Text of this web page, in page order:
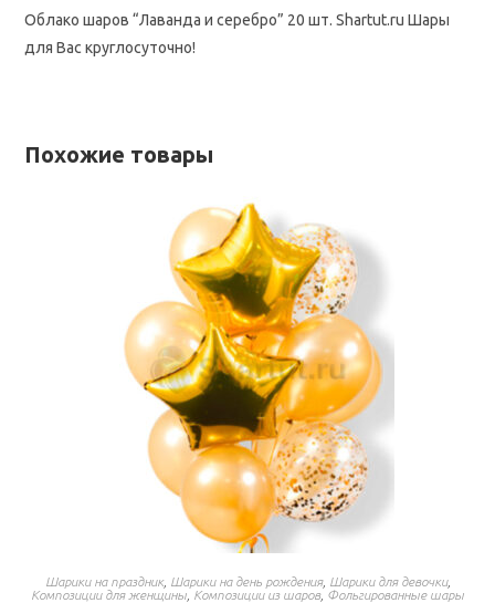
Облако шаров “Лаванда и серебро” 20 шт. Shartut.ru Шары
для Вас круглосуточно!
Похожие товары
Шарики на праздник, Шарики на день рождения, Шарики для девочки,
Композиции для женщины Композиции из шаров, Фольгированные шары